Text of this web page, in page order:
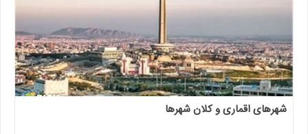
شهرهای اقماری و کلان شهرها